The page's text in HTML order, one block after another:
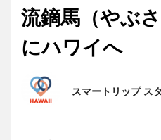
流鏑馬（やぶ
にハワイへ
スマートリップ ス